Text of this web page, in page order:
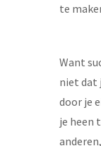
te
Want
niet dat
door je
je heen